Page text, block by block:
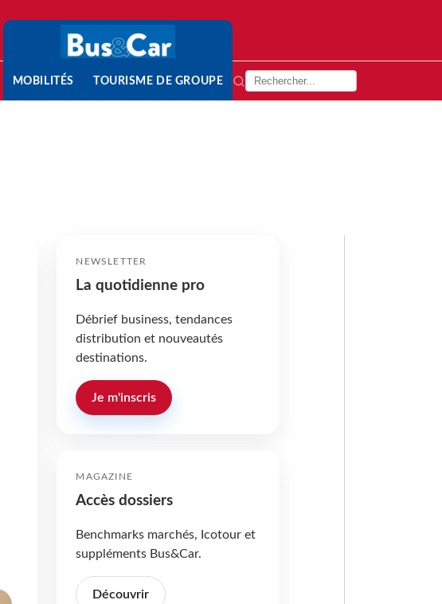
MOBILITÉS TOURISME DE GROUPE
NEWSLETTER
La quotidienne pro
Débrief business, tendances
distribution et nouveautés
destinations.
Je m'inscris
MAGAZINE
Accès dossiers
Benchmarks marchés, Icotour et
suppléments Bus&Car.
Découvrir